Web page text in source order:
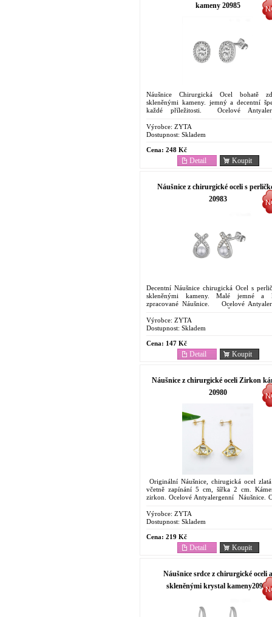
kameny 20985
Náušnice Chirurgická Ocel bohatě
skleněnými kameny. jemný a decentní
každé příležitosti. Ocelové
korozi....
Výrobce: ZYTA
Dostupnost: Skladem
Cena: 248 Kč
Koupit
Detail
Náušnice z chirurgické oceli s
20983
Decentní Náušnice chirugická Ocel s
skleněnými kameny. Malé jemné a
zpracované Náušnice. Ocelové
korozi....
Výrobce: ZYTA
Dostupnost: Skladem
Cena: 147 Kč
Koupit
Detail
Náušnice z chirurgické oceli Zirkon
20980
Originální Náušnice, chirugická ocel
včetně zapínání 5 cm, šířka 2 cm.
zirkon. Ocelové Antyalergenní Náušnice.
Výrobce: ZYTA
Dostupnost: Skladem
Cena: 219 Kč
Koupit
Detail
Náušnice srdce z chirurgické oceli a
skleněnými krystal kameny20970